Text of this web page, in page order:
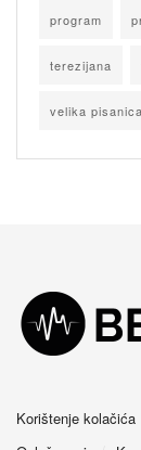
program
terezijana
velika pisanica
Korištenje kolačića